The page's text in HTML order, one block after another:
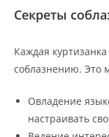
Секреты
Каждая
соблазнению. Это
Овладение
настраивать